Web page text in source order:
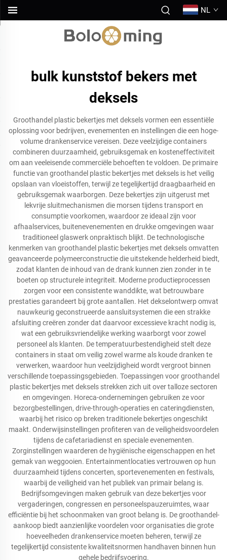
NL
bulk kunststof bekers met
deksels
Groothandel plastic bekertjes met deksels vormen een essentiële
oplossing voor bedrijven, evenementen en instellingen die een hoge-
volume drankenservice vereisen. Deze veelzijdige containers
combineren duurzaamheid, gebruiksgemak en kosteneffectiviteit
om aan veeleisende commerciële behoeften te voldoen. De primaire
functie van groothandel plastic bekertjes met deksels is het veilig
opslaan van vloeistoffen, terwijl ze tegelijkertijd draagbaarheid en
gebruiksgemak waarborgen. Deze bekertjes zijn uitgerust met
lekvrije sluitmechanismen die morsen tijdens transport en
consumptie voorkomen, waardoor ze ideaal zijn voor
afhaalservices, buitenevenementen en drukke omgevingen waar
traditioneel glaswerk onpraktisch blijkt. De technologische
kenmerken van groothandel plastic bekertjes met deksels omvatten
geavanceerde polymeerconstructie die uitstekende helderheid biedt,
zodat klanten de inhoud van de drank kunnen zien zonder in te
boeten op structurele integriteit. Moderne productieprocessen
zorgen voor een consistente wanddikte, wat betrouwbare
prestaties garandeert bij grote aantallen. Het dekselontwerp omvat
nauwkeurig geconstrueerde aansluitsystemen die een strakke
afsluiting creëren zonder dat daarvoor excessieve kracht nodig is,
wat een gebruiksvriendelijke werking waarborgt voor zowel
personeel als klanten. De temperatuurbestendigheid stelt deze
containers in staat om veilig zowel warme als koude dranken te
verwerken, waardoor hun veelzijdigheid wordt vergroot binnen
verschillende toepassingsgebieden. Toepassingen voor groothandel
plastic bekertjes met deksels strekken zich uit over talloze sectoren
en omgevingen. Horeca-ondernemingen gebruiken ze voor
bezorgbestellingen, drive-through-operaties en cateringdiensten,
waarbij het risico op breken traditionele bekertjes ongeschikt
maakt. Onderwijsinstellingen profiteren van de veiligheidsvoordelen
tijdens de cafetariadienst en speciale evenementen.
Zorginstellingen waarderen de hygiënische eigenschappen en het
gemak van weggooien. Entertainmentlocaties vertrouwen op hun
duurzaamheid tijdens concerten, sportevenementen en festivals,
waarbij de veiligheid van het publiek van primair belang is.
Bedrijfsomgevingen maken gebruik van deze bekertjes voor
vergaderingen, congressen en personeelspauzeruimtes, waar
efficiëntie bij het schoonmaken van groot belang is. De groothandel-
aankoop biedt aanzienlijke voordelen voor organisaties die grote
hoeveelheden drankenservice moeten beheren, terwijl ze
tegelijkertijd consistente kwaliteitsnormen handhaven binnen hun
gehele bedrijfsvoering.